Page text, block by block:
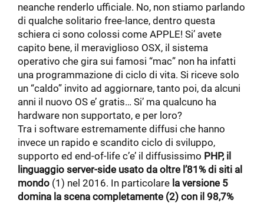
neanche renderlo ufficiale. No, non stiamo parlando
di qualche solitario free-lance, dentro questa
schiera ci sono colossi come APPLE! Si’ avete
capito bene, il meraviglioso OSX, il sistema
operativo che gira sui famosi “mac” non ha infatti
una programmazione di ciclo di vita. Si riceve solo
un “caldo” invito ad aggiornare, tanto poi, da alcuni
anni il nuovo OS e’ gratis… Si’ ma qualcuno ha
hardware non supportato, e per loro?
Tra i software estremamente diffusi che hanno
invece un rapido e scandito ciclo di sviluppo,
supporto ed end-of-life c’e’ il diffusissimo PHP, il
linguaggio server-side usato da oltre l’81% di siti al
mondo (1) nel 2016. In particolare la versione 5
domina la scena completamente (2) con il 98,7%